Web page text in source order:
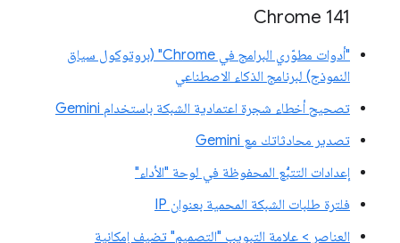
‫Chrome 141
"أدوات مطوّري البرامج في Chrome" (بروتوكول سياق
النموذج) لبرنامج الذكاء الاصطناعي
تصحيح أخطاء شجرة اعتمادية الشبكة باستخدام Gemini
تصدير محادثاتك مع Gemini
إعدادات التتبُّع المحفوظة في لوحة "الأداء"
فلترة طلبات الشبكة المحمية بعنوان IP
العناصر > علامة التبويب "التصميم" تضيف إمكانية